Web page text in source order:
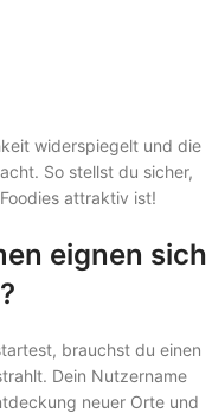
widerspiegelt und die
So stellst du sicher,
attraktiv ist!
eignen sich
brauchst du einen
Dein Nutzername
neuer Orte und